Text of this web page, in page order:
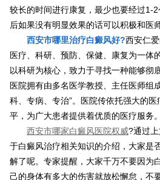
较长的时间进行康复，最少也要经过1-
后如果没有明显效果的话可以积极和医
西安市哪里治疗白癜风好?西安仁
医疗、科研、预防、保健、康复为一体
以科研为核心，致力于寻找一种能够彻
医院拥有由多名医学教授、主任医师组
科、专病、专治”。医院传依托强大的
平，为广大患者提供着优质的医疗服务。
西安市哪家白癜风医院权威?通过
于白癜风治疗相关知识的介绍，大家是
解了呢。专家提醒，大家千万不要因为
己的身体有多大的伤害就放松懈怠，不